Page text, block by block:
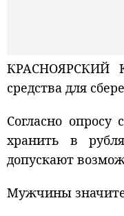
КРАСНОЯРСКИЙ
средства для
Согласно
хранить в
допускают
Мужчины